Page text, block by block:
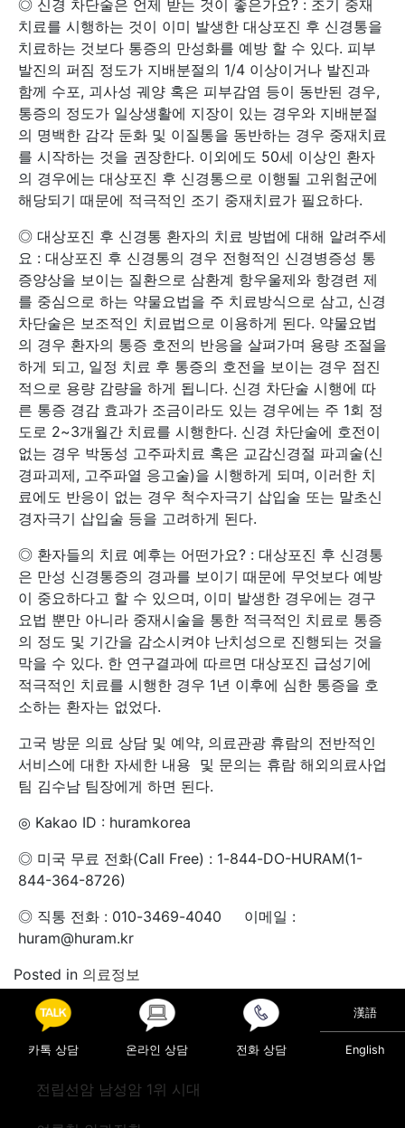
◎ 신경 차단술은 언제 받는 것이 좋은가요? : 조기 중재
치료를 시행하는 것이 이미 발생한 대상포진 후 신경통을
치료하는 것보다 통증의 만성화를 예방 할 수 있다. 피부
발진의 퍼짐 정도가 지배분절의 1/4 이상이거나 발진과
함께 수포, 괴사성 궤양 혹은 피부감염 등이 동반된 경우,
통증의 정도가 일상생활에 지장이 있는 경우와 지배분절
의 명백한 감각 둔화 및 이질통을 동반하는 경우 중재치료
를 시작하는 것을 권장한다. 이외에도 50세 이상인 환자
의 경우에는 대상포진 후 신경통으로 이행될 고위험군에
해당되기 때문에 적극적인 조기 중재치료가 필요하다.
◎ 대상포진 후 신경통 환자의 치료 방법에 대해 알려주세
요 : 대상포진 후 신경통의 경우 전형적인 신경병증성 통
증양상을 보이는 질환으로 삼환계 항우울제와 항경련 제
를 중심으로 하는 약물요법을 주 치료방식으로 삼고, 신경
차단술은 보조적인 치료법으로 이용하게 된다. 약물요법
의 경우 환자의 통증 호전의 반응을 살펴가며 용량 조절을
하게 되고, 일정 치료 후 통증의 호전을 보이는 경우 점진
적으로 용량 감량을 하게 됩니다. 신경 차단술 시행에 따
른 통증 경감 효과가 조금이라도 있는 경우에는 주 1회 정
도로 2~3개월간 치료를 시행한다. 신경 차단술에 호전이
없는 경우 박동성 고주파치료 혹은 교감신경절 파괴술(신
경파괴제, 고주파열 응고술)을 시행하게 되며, 이러한 치
료에도 반응이 없는 경우 척수자극기 삽입술 또는 말초신
경자극기 삽입술 등을 고려하게 된다.
◎ 환자들의 치료 예후는 어떤가요? : 대상포진 후 신경통
은 만성 신경통증의 경과를 보이기 때문에 무엇보다 예방
이 중요하다고 할 수 있으며, 이미 발생한 경우에는 경구
요법 뿐만 아니라 중재시술을 통한 적극적인 치료로 통증
의 정도 및 기간을 감소시켜야 난치성으로 진행되는 것을
막을 수 있다. 한 연구결과에 따르면 대상포진 급성기에
적극적인 치료를 시행한 경우 1년 이후에 심한 통증을 호
소하는 환자는 없었다.
고국 방문 의료 상담 및 예약, 의료관광 휴람의 전반적인
서비스에 대한 자세한 내용 및 문의는 휴람 해외의료사업
팀 김수남 팀장에게 하면 된다.
◎ Kakao ID : huramkorea
◎ 미국 무료 전화(Call Free) : 1-844-DO-HURAM(1-
844-364-8726)
◎ 직통 전화 : 010-3469-4040 이메일 :
huram@huram.kr
Posted in 의료정보
Post navigation
해마다 늘어나는 두통 환자, 방치하면 ‘만성 두통’ 위험
“세월을 거스르는 동안성형, 탄력은 높이고! 나이는 낮추
카톡 상담 온라인 상담 전화 상담
漢語
English
전립선암 남성암 1위 시대